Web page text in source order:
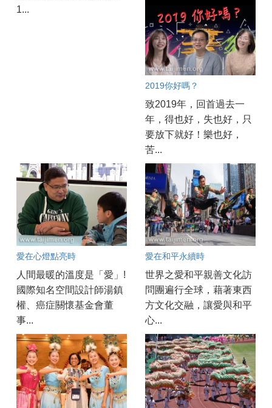
1...
2019你好嗎？
致2019年，回首過去一
年，得也好，失也好，只
要放下就好！樂也好，
苦...
愛在心燈點亮時
人間最暖的溫度是「愛」!
國際知名空間設計師湯鎮
權、癌症關懷基金會董
事...
愛在和平永續時
世界之愛和平親善文化訪
問團遍行全球，藉著東西
方文化交融，讓愛與和平
心...